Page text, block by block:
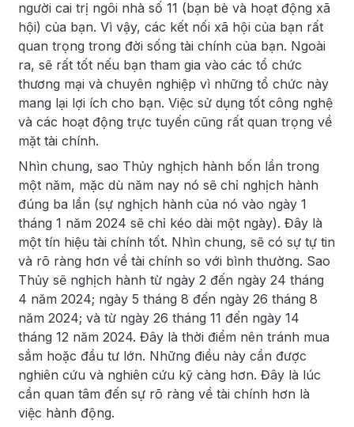
người cai trị ngôi nhà số 11 (bạn bè và hoạt động xã
hội) của bạn. Vì vậy, các kết nối xã hội của bạn rất
quan trọng trong đời sống tài chính của bạn. Ngoài
ra, sẽ rất tốt nếu bạn tham gia vào các tổ chức
thương mại và chuyên nghiệp vì những tổ chức này
mang lại lợi ích cho bạn. Việc sử dụng tốt công nghệ
và các hoạt động trực tuyến cũng rất quan trọng về
mặt tài chính.
Nhìn chung, sao Thủy nghịch hành bốn lần trong
một năm, mặc dù năm nay nó sẽ chỉ nghịch hành
đúng ba lần (sự nghịch hành của nó vào ngày 1
tháng 1 năm 2024 sẽ chỉ kéo dài một ngày). Đây là
một tín hiệu tài chính tốt. Nhìn chung, sẽ có sự tự tin
và rõ ràng hơn về tài chính so với bình thường. Sao
Thủy sẽ nghịch hành từ ngày 2 đến ngày 24 tháng
4 năm 2024; ngày 5 tháng 8 đến ngày 26 tháng 8
năm 2024; và từ ngày 26 tháng 11 đến ngày 14
tháng 12 năm 2024. Đây là thời điểm nên tránh mua
sắm hoặc đầu tư lớn. Những điều này cần được
nghiên cứu và nghiên cứu kỹ càng hơn. Đây là lúc
cần quan tâm đến sự rõ ràng về tài chính hơn là
việc hành động.